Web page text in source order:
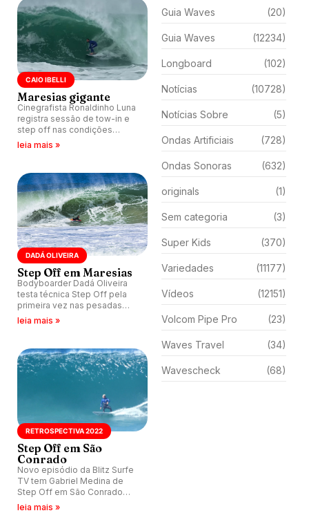
CAIO IBELLI
Maresias gigante
Cinegrafista Ronaldinho Luna
registra sessão de tow-in e
step off nas condições
grandes de Maresias, São
diversos tubos.
leia mais »
DADÁ OLIVEIRA
Step Off em Maresias
Bodyboarder Dadá Oliveira
testa técnica Step Off pela
primeira vez nas pesadas
ondas de Maresias, São
leia mais »
RETROSPECTIVA 2022
Step Off em São
Conrado
Novo episódio da Blitz Surfe
TV tem Gabriel Medina de
Step Off em São Conrado
(RJ).
leia mais »
Guia Waves (20)
Guia Waves (12234)
Longboard (102)
Notícias (10728)
Notícias Sobre (5)
Ondas Artificiais (728)
Ondas Sonoras (632)
originals (1)
Sem categoria (3)
Super Kids (370)
Variedades (11177)
Vídeos (12151)
Volcom Pipe Pro (23)
Waves Travel (34)
Wavescheck (68)